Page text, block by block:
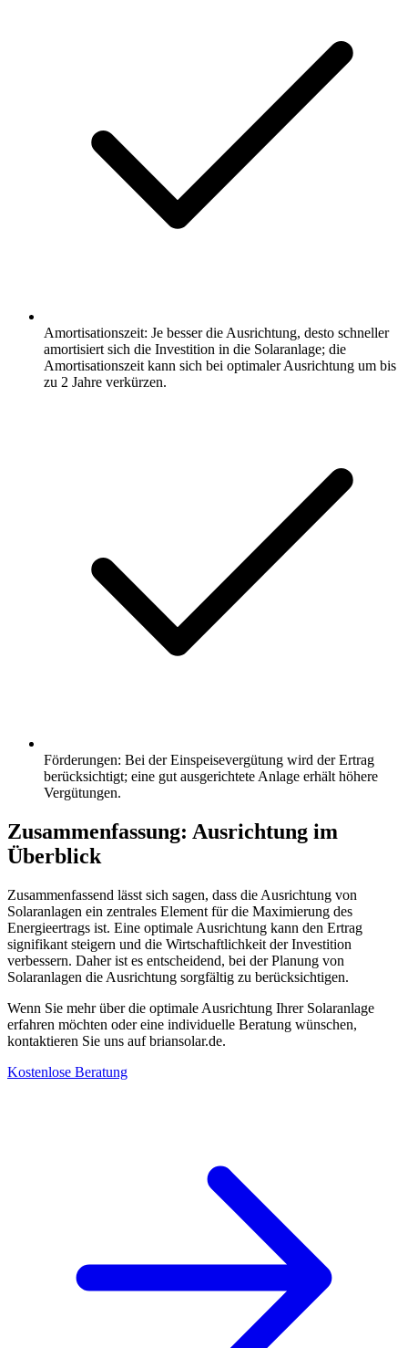
Amortisationszeit: Je besser die Ausrichtung, desto schneller
amortisiert sich die Investition in die Solaranlage; die
Amortisationszeit kann sich bei optimaler Ausrichtung um bis
zu 2 Jahre verkürzen.
Förderungen: Bei der Einspeisevergütung wird der Ertrag
berücksichtigt; eine gut ausgerichtete Anlage erhält höhere
Vergütungen.
Zusammenfassung: Ausrichtung im
Überblick
Zusammenfassend lässt sich sagen, dass die Ausrichtung von
Solaranlagen ein zentrales Element für die Maximierung des
Energieertrags ist. Eine optimale Ausrichtung kann den Ertrag
signifikant steigern und die Wirtschaftlichkeit der Investition
verbessern. Daher ist es entscheidend, bei der Planung von
Solaranlagen die Ausrichtung sorgfältig zu berücksichtigen.
Wenn Sie mehr über die optimale Ausrichtung Ihrer Solaranlage
erfahren möchten oder eine individuelle Beratung wünschen,
kontaktieren Sie uns auf briansolar.de.
Kostenlose Beratung